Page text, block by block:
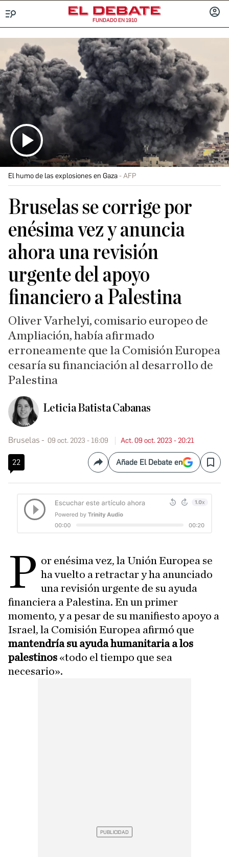
FUNDADO EN 1910
El humo de las explosiones en Gaza AFP
Bruselas se corrige por
enésima vez y anuncia
ahora una revisión
urgente del apoyo
financiero a Palestina
Oliver Varhelyi, comisario europeo de
Ampliación, había afirmado
erroneamente que la Comisión Europea
cesaría su financiación al desarrollo de
Palestina
Leticia Batista Cabanas
Bruselas 09 oct. 2023 - 16:09 Act. 09 oct. 2023 - 20:21
22 CompartirAñade El Debate en Save
P or enésima vez, la Unión Europea se
ha vuelto a retractar y ha anunciado
una revisión urgente de su ayuda
financiera a Palestina. En un primer
momento, y a pesar de su manifiesto apoyo a
Israel, la Comisión Europea afirmó que
mantendría su ayuda humanitaria a los
palestinos «todo el tiempo que sea
necesario».